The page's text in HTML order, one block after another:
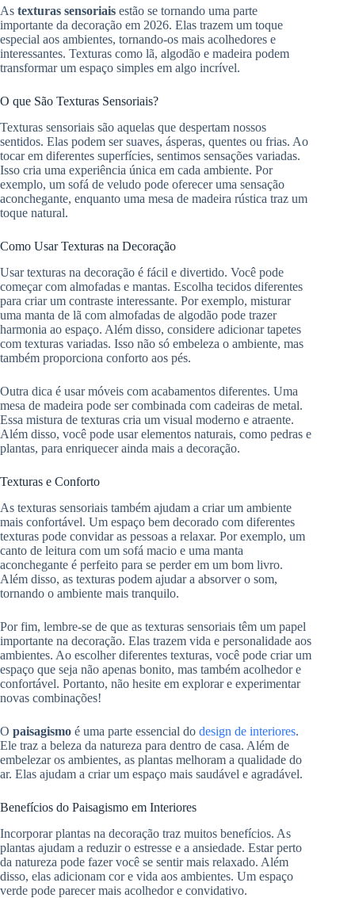
As texturas sensoriais estão se tornando uma parte
importante da decoração em 2026. Elas trazem um toque
especial aos ambientes, tornando-os mais acolhedores e
interessantes. Texturas como lã, algodão e madeira podem
transformar um espaço simples em algo incrível.
O que São Texturas Sensoriais?
Texturas sensoriais são aquelas que despertam nossos
sentidos. Elas podem ser suaves, ásperas, quentes ou frias. Ao
tocar em diferentes superfícies, sentimos sensações variadas.
Isso cria uma experiência única em cada ambiente. Por
exemplo, um sofá de veludo pode oferecer uma sensação
aconchegante, enquanto uma mesa de madeira rústica traz um
toque natural.
Como Usar Texturas na Decoração
Usar texturas na decoração é fácil e divertido. Você pode
começar com almofadas e mantas. Escolha tecidos diferentes
para criar um contraste interessante. Por exemplo, misturar
uma manta de lã com almofadas de algodão pode trazer
harmonia ao espaço. Além disso, considere adicionar tapetes
com texturas variadas. Isso não só embeleza o ambiente, mas
também proporciona conforto aos pés.
Outra dica é usar móveis com acabamentos diferentes. Uma
mesa de madeira pode ser combinada com cadeiras de metal.
Essa mistura de texturas cria um visual moderno e atraente.
Além disso, você pode usar elementos naturais, como pedras e
plantas, para enriquecer ainda mais a decoração.
Texturas e Conforto
As texturas sensoriais também ajudam a criar um ambiente
mais confortável. Um espaço bem decorado com diferentes
texturas pode convidar as pessoas a relaxar. Por exemplo, um
canto de leitura com um sofá macio e uma manta
aconchegante é perfeito para se perder em um bom livro.
Além disso, as texturas podem ajudar a absorver o som,
tornando o ambiente mais tranquilo.
Por fim, lembre-se de que as texturas sensoriais têm um papel
importante na decoração. Elas trazem vida e personalidade aos
ambientes. Ao escolher diferentes texturas, você pode criar um
espaço que seja não apenas bonito, mas também acolhedor e
confortável. Portanto, não hesite em explorar e experimentar
novas combinações!
O paisagismo é uma parte essencial do design de interiores.
Ele traz a beleza da natureza para dentro de casa. Além de
embelezar os ambientes, as plantas melhoram a qualidade do
ar. Elas ajudam a criar um espaço mais saudável e agradável.
Benefícios do Paisagismo em Interiores
Incorporar plantas na decoração traz muitos benefícios. As
plantas ajudam a reduzir o estresse e a ansiedade. Estar perto
da natureza pode fazer você se sentir mais relaxado. Além
disso, elas adicionam cor e vida aos ambientes. Um espaço
verde pode parecer mais acolhedor e convidativo.